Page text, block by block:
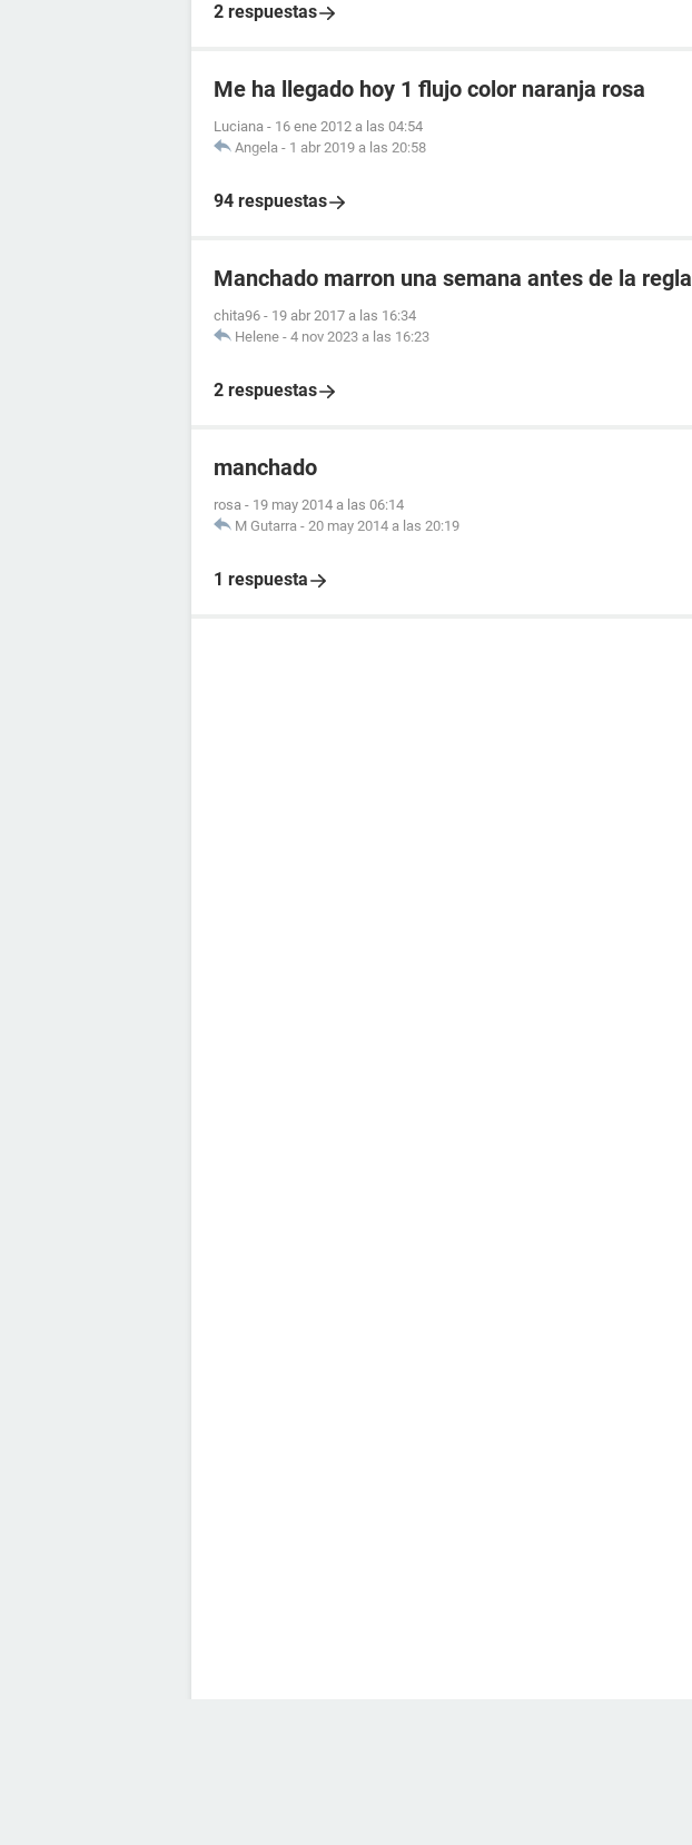
2 respuestas
Me ha llegado hoy 1 flujo color naranja rosa
Luciana - 16 ene 2012 a las 04:54
Angela - 1 abr 2019 a las 20:58
94 respuestas
Manchado marron una semana antes de la regla
chita96 - 19 abr 2017 a las 16:34
Helene - 4 nov 2023 a las 16:23
2 respuestas
manchado
rosa - 19 may 2014 a las 06:14
M Gutarra - 20 may 2014 a las 20:19
1 respuesta